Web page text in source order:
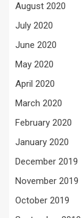
August 2020
July 2020
June 2020
May 2020
April 2020
March 2020
February 2020
January 2020
December 2019
November 2019
October 2019